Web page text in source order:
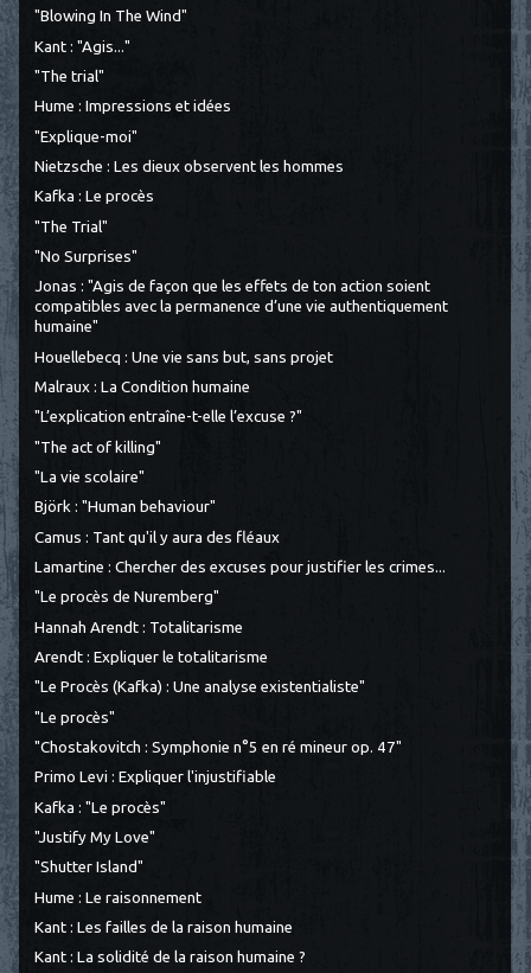
"Blowing In The Wind"
Kant : "Agis..."
"The trial"
Hume : Impressions et idées
"Explique-moi"
Nietzsche : Les dieux observent les hommes
Kafka : Le procès
"The Trial"
"No Surprises"
Jonas : "Agis de façon que les effets de ton action soient
compatibles avec la permanence d’une vie authentiquement
humaine"
Houellebecq : Une vie sans but, sans projet
Malraux : La Condition humaine
"L’explication entraîne-t-elle l’excuse ?"
"The act of killing"
"La vie scolaire"
Björk : "Human behaviour"
Camus : Tant qu'il y aura des fléaux
Lamartine : Chercher des excuses pour justifier les crimes...
"Le procès de Nuremberg"
Hannah Arendt : Totalitarisme
Arendt : Expliquer le totalitarisme
"Le Procès (Kafka) : Une analyse existentialiste"
"Le procès"
"Chostakovitch : Symphonie n°5 en ré mineur op. 47"
Primo Levi : Expliquer l'injustifiable
Kafka : "Le procès"
"Justify My Love"
"Shutter Island"
Hume : Le raisonnement
Kant : Les failles de la raison humaine
Kant : La solidité de la raison humaine ?